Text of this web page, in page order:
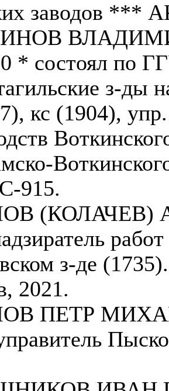
заводов ***
* состоял по
з-ды
кс (1904), упр.
915.
(КОЛАЧЕВ)
з-де
2021.
ПЕТР